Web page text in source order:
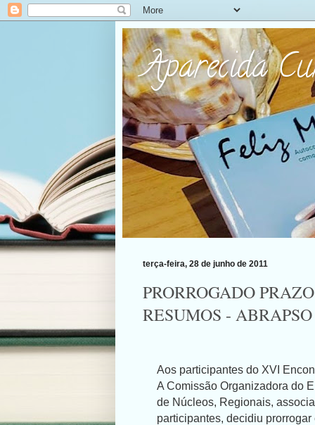
Aparecida
terça-feira, 28 de junho de 2011
PRORROGADO
RESUMOS - ABRAPSO
Aos participantes do XVI
A Comissão Organizadora do
de Núcleos, Regionais,
participantes, decidiu